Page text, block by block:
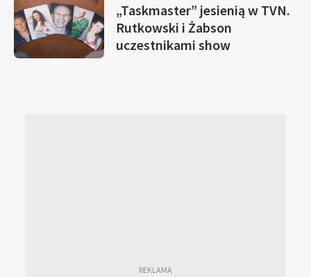
„Taskmaster” jesienią w TVN.
Rutkowski i Żabson
uczestnikami show